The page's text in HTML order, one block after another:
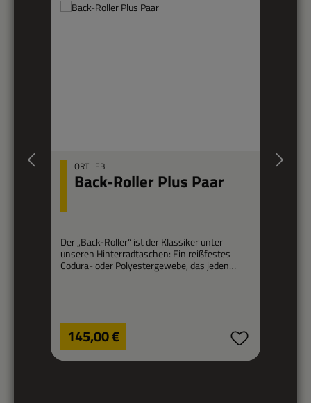
ORTLIEB
Back-Roller Plus Paar
Der „Back-Roller“ ist der Klassiker unter
unseren Hinterradtaschen: Ein reißfestes
Codura- oder Polyestergewebe, das jeden
Regentropfen abwehrt, und 40
sind die Taschen erheblich leichter als die
originalen Classic Taschen.
Regulärer Preis:
145,00 €